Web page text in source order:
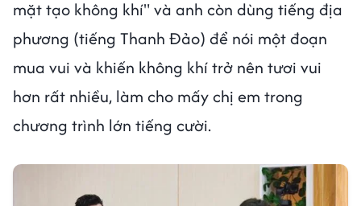
mặt tạo không khí" và anh còn dùng tiếng địa
phương (tiếng Thanh Đảo) để nói một đoạn
mua vui và khiến không khí trở nên tươi vui
hơn rất nhiều, làm cho mấy chị em trong
chương trình lớn tiếng cười.